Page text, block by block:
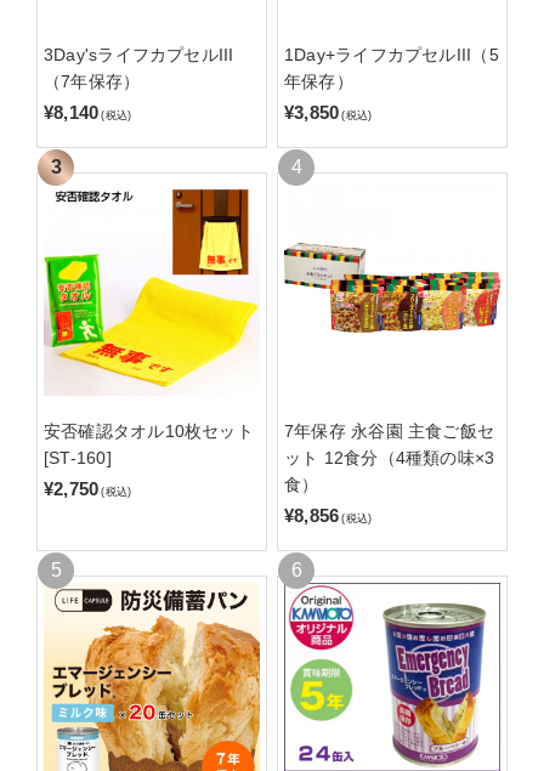
3Day'sライフカプセルIII
（7年保存）
¥8,140 (税込)
1Day+ライフカプセルIII（5
年保存）
¥3,850 (税込)
安否確認タオル10枚セット
[ST-160]
¥2,750 (税込)
7年保存 永谷園 主食ご飯セ
ット 12食分（4種類の味×3
食）
¥8,856 (税込)